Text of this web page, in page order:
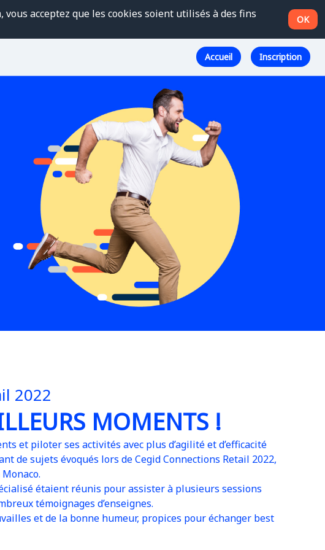
Accueil Inscription
2022
MOMENTS !
et piloter ses activités avec plus d’agilité et d’efficacité
de sujets évoqués lors de Cegid Connections Retail 2022,
étaient réunis pour assister à plusieurs sessions
témoignages d’enseignes.
et de la bonne humeur, propices pour échanger best
acceptez que les cookies soient utilisés à des fins
OK